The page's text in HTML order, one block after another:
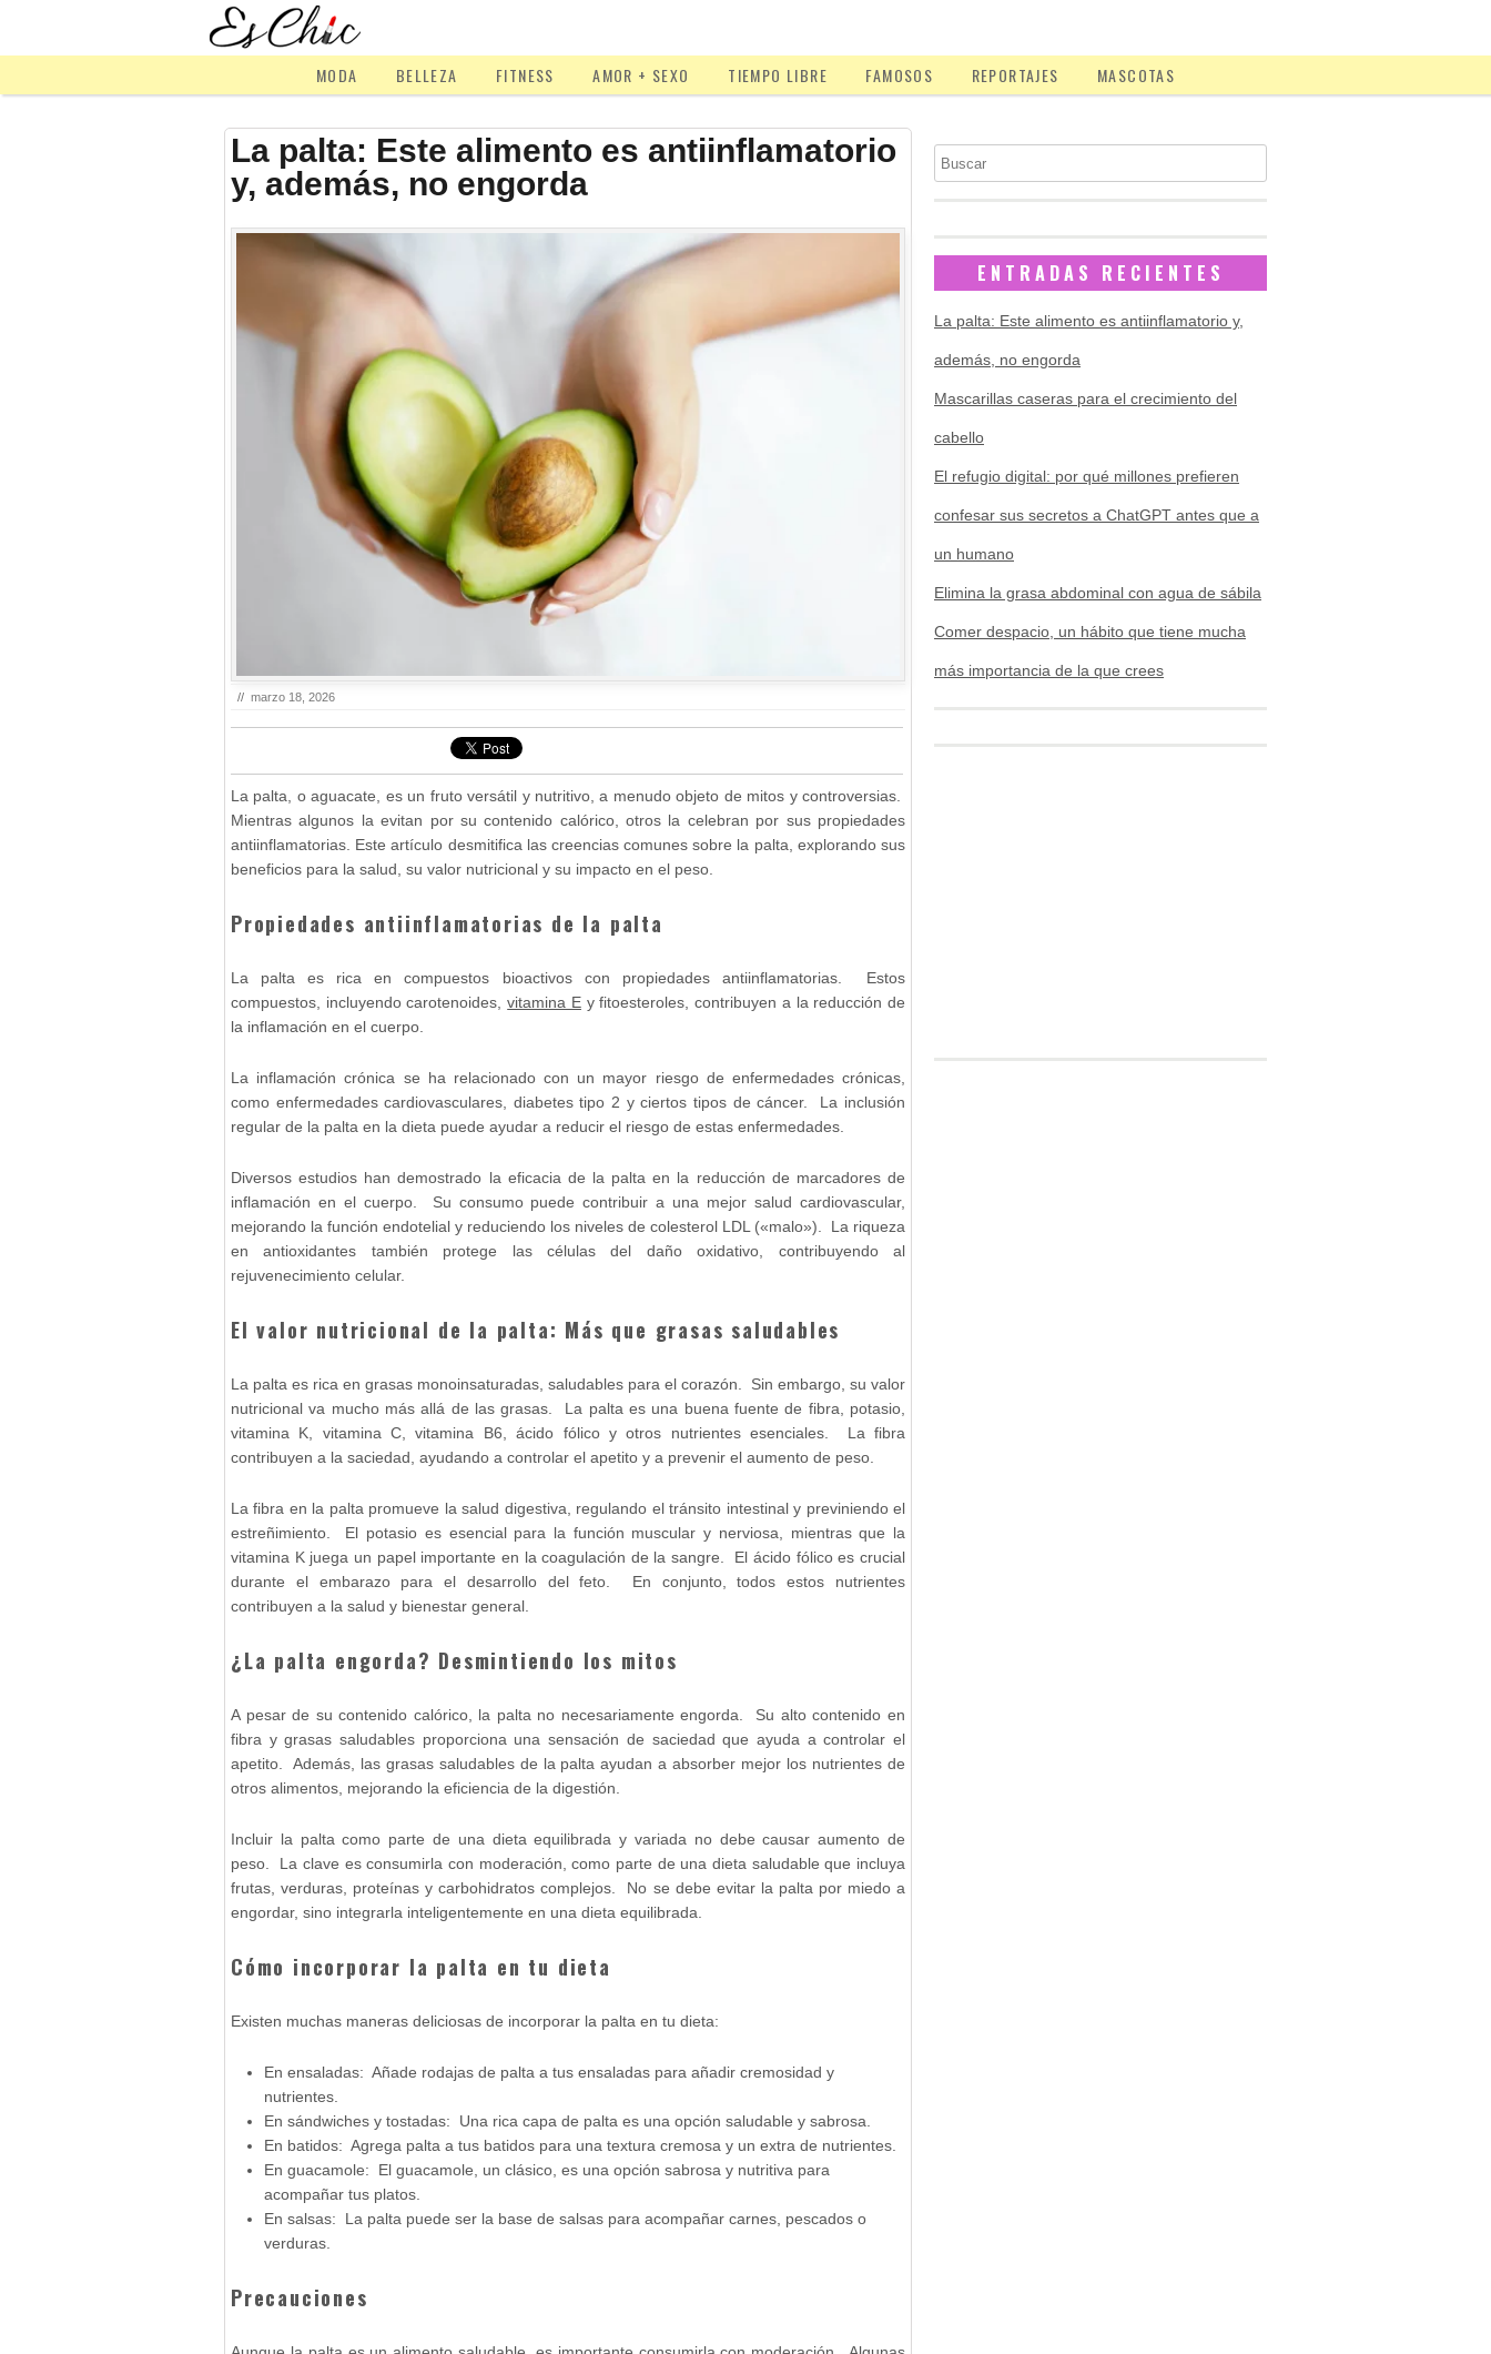
MODA BELLEZA FITNESS AMOR + SEXO TIEMPO LIBRE FAMOSOS REPORTAJES MASCOTAS
La palta: Este alimento es antiinflamatorio
y, además, no engorda
// marzo 18, 2026
La palta, o aguacate, es un fruto versátil y nutritivo, a menudo objeto de mitos y controversias.
Mientras algunos la evitan por su contenido calórico, otros la celebran por sus propiedades
antiinflamatorias. Este artículo desmitifica las creencias comunes sobre la palta, explorando sus
beneficios para la salud, su valor nutricional y su impacto en el peso.
Propiedades antiinflamatorias de la palta
La palta es rica en compuestos bioactivos con propiedades antiinflamatorias. Estos
compuestos, incluyendo carotenoides,vitamina Ey fitoesteroles, contribuyen a la reducción de
la inflamación en el cuerpo.
La inflamación crónica se ha relacionado con un mayor riesgo de enfermedades crónicas,
como enfermedades cardiovasculares, diabetes tipo 2 y ciertos tipos de cáncer. La inclusión
regular de la palta en la dieta puede ayudar a reducir el riesgo de estas enfermedades.
Diversos estudios han demostrado la eficacia de la palta en la reducción de marcadores de
inflamación en el cuerpo. Su consumo puede contribuir a una mejor salud cardiovascular,
mejorando la función endotelial y reduciendo los niveles de colesterol LDL («malo»). La riqueza
en antioxidantes también protege las células del daño oxidativo, contribuyendo al
rejuvenecimiento celular.
El valor nutricional de la palta: Más que grasas saludables
La palta es rica en grasas monoinsaturadas, saludables para el corazón. Sin embargo, su valor
nutricional va mucho más allá de las grasas. La palta es una buena fuente de fibra, potasio,
vitamina K, vitamina C, vitamina B6, ácido fólico y otros nutrientes esenciales. La fibra
contribuyen a la saciedad, ayudando a controlar el apetito y a prevenir el aumento de peso.
La fibra en la palta promueve la salud digestiva, regulando el tránsito intestinal y previniendo el
estreñimiento. El potasio es esencial para la función muscular y nerviosa, mientras que la
vitamina K juega un papel importante en la coagulación de la sangre. El ácido fólico es crucial
durante el embarazo para el desarrollo del feto. En conjunto, todos estos nutrientes
contribuyen a la salud y bienestar general.
¿La palta engorda? Desmintiendo los mitos
A pesar de su contenido calórico, la palta no necesariamente engorda. Su alto contenido en
fibra y grasas saludables proporciona una sensación de saciedad que ayuda a controlar el
apetito. Además, las grasas saludables de la palta ayudan a absorber mejor los nutrientes de
otros alimentos, mejorando la eficiencia de la digestión.
Incluir la palta como parte de una dieta equilibrada y variada no debe causar aumento de
peso. La clave es consumirla con moderación, como parte de una dieta saludable que incluya
frutas, verduras, proteínas y carbohidratos complejos. No se debe evitar la palta por miedo a
engordar, sino integrarla inteligentemente en una dieta equilibrada.
Cómo incorporar la palta en tu dieta
Existen muchas maneras deliciosas de incorporar la palta en tu dieta:
En ensaladas: Añade rodajas de palta a tus ensaladas para añadir cremosidad y
nutrientes.
En sándwiches y tostadas: Una rica capa de palta es una opción saludable y sabrosa.
En batidos: Agrega palta a tus batidos para una textura cremosa y un extra de nutrientes.
En guacamole: El guacamole, un clásico, es una opción sabrosa y nutritiva para
acompañar tus platos.
En salsas: La palta puede ser la base de salsas para acompañar carnes, pescados o
verduras.
Precauciones
Buscar
ENTRADAS RECIENTES
La palta: Este alimento es antiinflamatorio y,
además, no engorda
Mascarillas caseras para el crecimiento del
cabello
El refugio digital: por qué millones prefieren
confesar sus secretos a ChatGPT antes que a
un humano
Elimina la grasa abdominal con agua de sábila
Comer despacio, un hábito que tiene mucha
más importancia de la que crees